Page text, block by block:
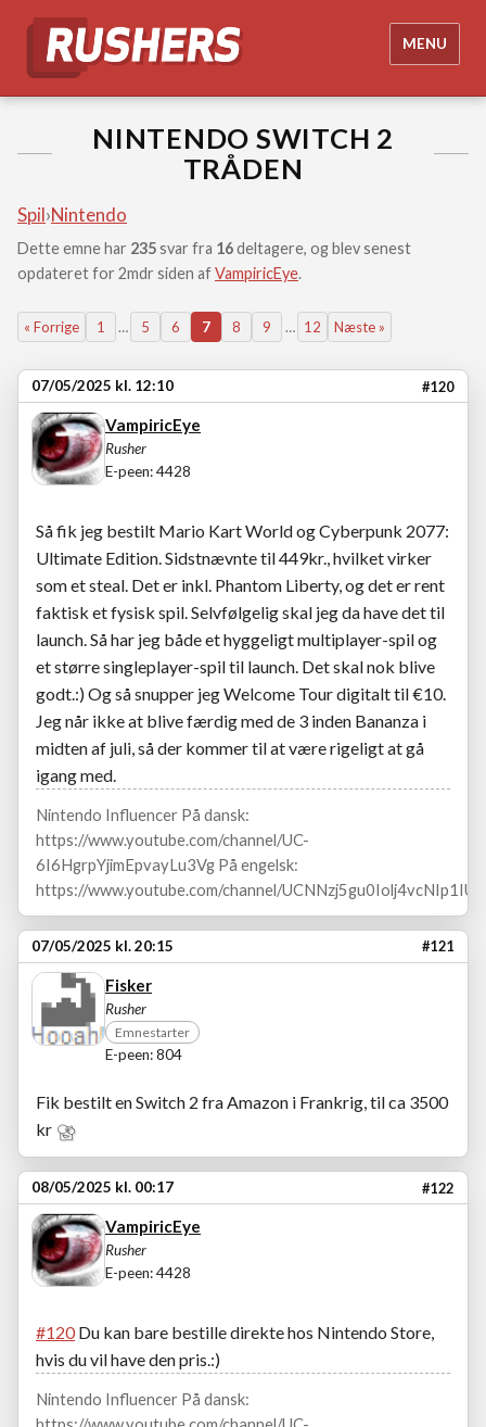
MENU
NINTENDO SWITCH 2
TRÅDEN
Spil›Nintendo
Dette emne har 235svar fra 16deltagere, og blev senest
opdateret for 2mdr siden afVampiricEye.
« Forrige 1 … 5 6 7 8 9 … 12 Næste »
07/05/2025 kl. 12:10 #120
VampiricEye
Rusher
E-peen: 4428
Så fik jeg bestilt Mario Kart World og Cyberpunk 2077:
Ultimate Edition. Sidstnævnte til 449kr., hvilket virker
som et steal. Det er inkl. Phantom Liberty, og det er rent
faktisk et fysisk spil. Selvfølgelig skal jeg da have det til
launch. Så har jeg både et hyggeligt multiplayer-spil og
et større singleplayer-spil til launch. Det skal nok blive
godt.:) Og så snupper jeg Welcome Tour digitalt til €10.
Jeg når ikke at blive færdig med de 3 inden Bananza i
midten af juli, så der kommer til at være rigeligt at gå
igang med.
Nintendo Influencer På dansk:
https://www.youtube.com/channel/UC-
6I6HgrpYjimEpvayLu3Vg På engelsk:
https://www.youtube.com/channel/UCNNzj5gu0Iolj4vcNIp1IUA
07/05/2025 kl. 20:15 #121
Fisker
Rusher
Emnestarter
E-peen: 804
Fik bestilt en Switch 2 fra Amazon i Frankrig, til ca 3500
kr
08/05/2025 kl. 00:17 #122
VampiricEye
Rusher
E-peen: 4428
#120Du kan bare bestille direkte hos Nintendo Store,
hvis du vil have den pris.:)
Nintendo Influencer På dansk: